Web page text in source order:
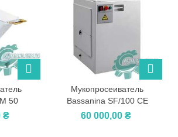
50
₴
Мукопросеиватель
Bassanina SF/100 CE
60 000,00 ₴